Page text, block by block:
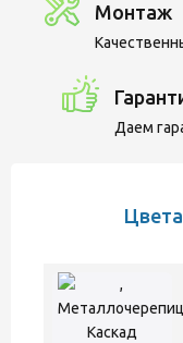
Монтаж
Даем
Цвета